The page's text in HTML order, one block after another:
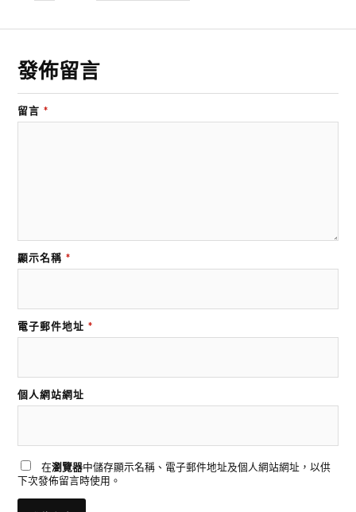
發佈留言
留言 *
顯示名稱 *
電子郵件地址 *
個人網站網址
在瀏覽器中儲存顯示名稱、電子郵件地址及個人網站網址，以供
下次發佈留言時使用。